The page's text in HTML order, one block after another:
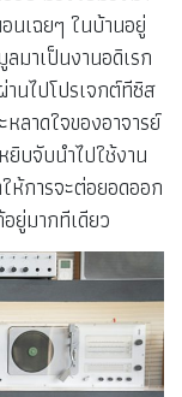
นเฉยๆ ในบ้านอยู่
มาเป็นงานอดิเรก
นไปโปรเจกต์ทีซิส
ลาดใจของอาจารย์
บจับนำไปใช้งาน
ห้การจะต่อยอดออก
ยู่มากทีเดียว